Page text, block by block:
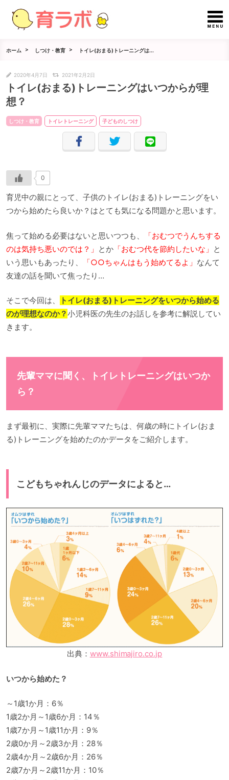
ホーム しつけ・教育 トイレ(おまる)トレーニングは...
2020年4月7日 2021年2月2日
トイレ(おまる)トレーニングはいつからが理
想？
しつけ・教育 トイレトレーニング 子どものしつけ
0
育児中の親にとって、子供のトイレ(おまる)トレーニングをい
つから始めたら良いか？はとても気になる問題かと思います。
焦って始める必要はないと思いつつも、
「おむつでうんちする
のは気持ち悪いのでは？」 とか「おむつ代を節約したいな」 と
いう思いもあったり、
「○○ちゃんはもう始めてるよ」 なんて
友達の話を聞いて焦ったり…
そこで今回は、
トイレ(おまる)トレーニングをいつから始める
のが理想なのか？小児科医の先生のお話しを参考に解説してい
きます。
先輩ママに聞く、トイレトレーニングはいつか
ら？
まず最初に、実際に先輩ママたちは、何歳の時にトイレ(おま
る)トレーニングを始めたのかデータをご紹介します。
こどもちゃれんじのデータによると…
出典： www.shimajiro.co.jp
いつから始めた？
～1歳1か月：6％
1歳2か月～1歳6か月：14％
1歳7か月～1歳11か月：9％
2歳0か月～2歳3か月：28％
2歳4か月～2歳6か月：26％
2歳7か月～2歳11か月：10％